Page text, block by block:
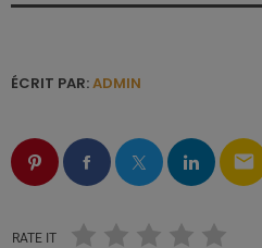
ÉCRIT PAR:ADMIN
email
RATE IT